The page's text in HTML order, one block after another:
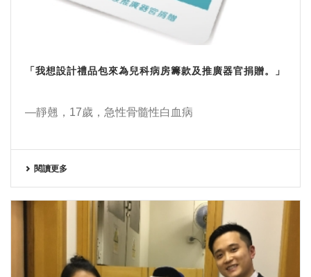
「我想設計禮品包來為兒科病房籌款及推廣器官捐贈。」
—靜翹，17歲，急性骨髓性白血病
閱讀更多